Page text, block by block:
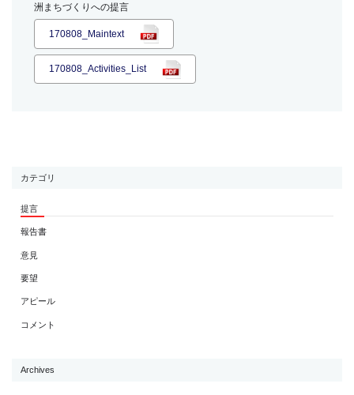
洲まちづくりへの提言
170808_Maintext
170808_Activities_List
カテゴリ
提言
報告書
意見
要望
アピール
コメント
Archives